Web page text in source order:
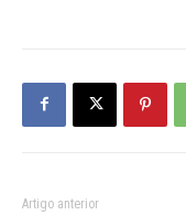
Artigo anterior